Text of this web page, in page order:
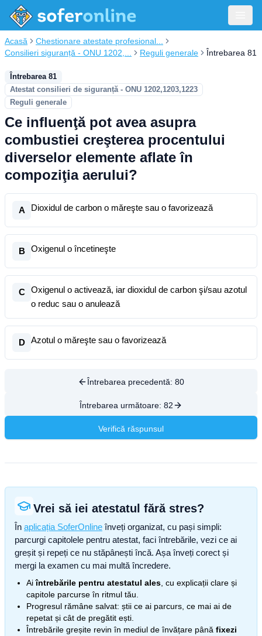
Acasă
Chestionare atestate profesional...
Consilieri siguranță - ONU 1202,...
Reguli generale Întrebarea 81
Întrebarea 81
Atestat consilieri de siguranță - ONU 1202,1203,1223
Reguli generale
Ce influenţă pot avea asupra
combustiei creşterea procentului
diverselor elemente aflate în
compoziţia aerului?
A Dioxidul de carbon o măreşte sau o favorizează
B Oxigenul o încetineşte
C
Oxigenul o activează, iar dioxidul de carbon şi/sau azotul
o reduc sau o anulează
D Azotul o măreşte sau o favorizează
Întrebarea precedentă: 80
Întrebarea următoare: 82
Verifică răspunsul
Vrei să iei atestatul fără stres?
În aplicația SoferOnline înveți organizat, cu pași simpli:
parcurgi capitolele pentru atestat, faci întrebările, vezi ce ai
greșit și repeți ce nu stăpânești încă. Așa înveți corect și
mergi la examen cu mai multă încredere.
Aiîntrebările pentru atestatul ales , cu explicații clare și
capitole parcurse în ritmul tău.
Progresul rămâne salvat: știi ce ai parcurs, ce mai ai de
repetat și cât de pregătit ești.
Întrebările greșite revin în mediul de învățare până fixezi